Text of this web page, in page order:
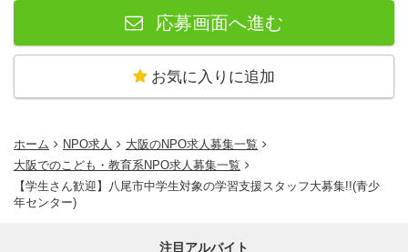
応募画面へ進む
お気に入りに追加
ホーム NPO求人
大阪のNPO求人募集一覧
大阪でのこども・教育系NPO求人募集一覧
【学生さん歓迎】八尾市中学生対象の学習支援スタッフ大募集!!(青少
年センター)
注目アルバイト